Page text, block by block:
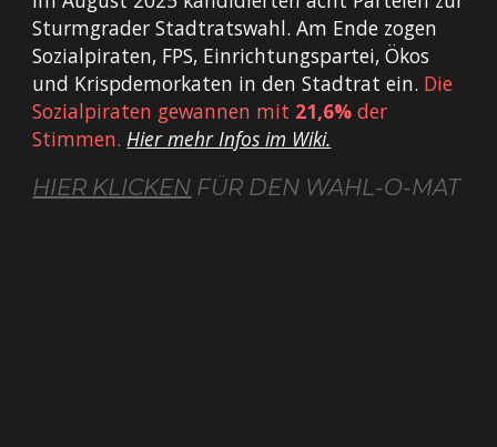
Sturmgrader Stadtratswahl. Am Ende zogen
Sozialpiraten, FPS, Einrichtungspartei, Ökos
und Krispdemorkaten in den Stadtrat ein. Die
Sozialpiraten gewannen mit 21,6%der
Stimmen.Hier mehr Infos im Wiki.
HIER KLICKEN FÜR DEN WAHL-O-MAT